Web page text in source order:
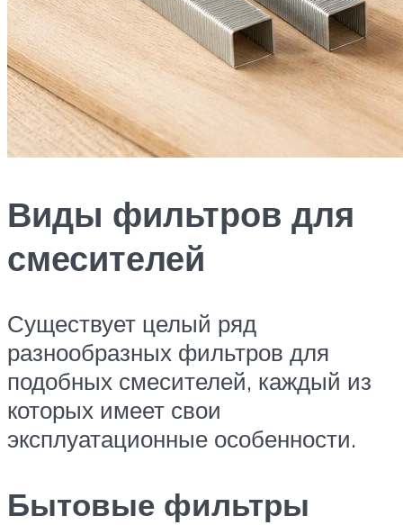
Виды фильтров для
смесителей
Существует целый ряд
разнообразных фильтров для
подобных смесителей, каждый из
которых имеет свои
эксплуатационные особенности.
Бытовые фильтры